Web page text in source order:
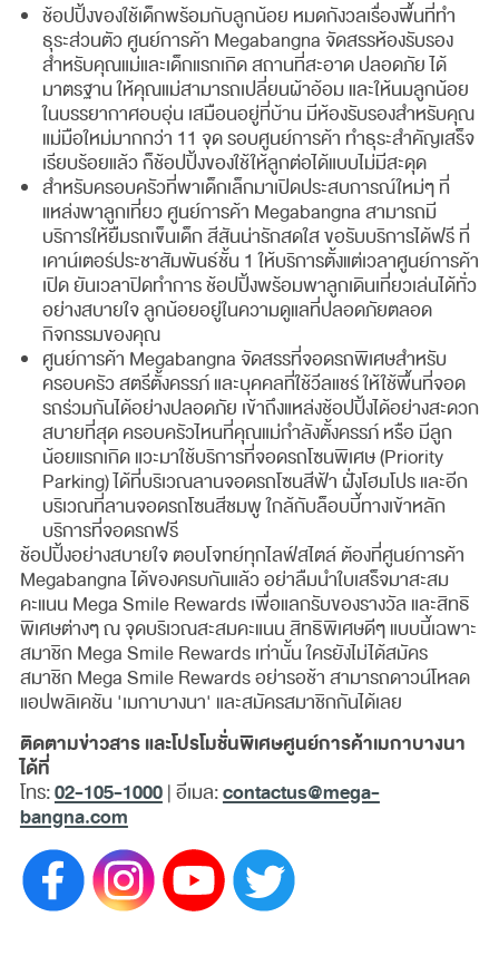
ช้อปปิ้งของใช้เด็กพร้อมกับลูกน้อย หมดกังวลเรื่องพื้นที่ทำ
ธุระส่วนตัว ศูนย์การค้า Megabangna จัดสรรห้องรับรอง
สำหรับคุณแม่และเด็กแรกเกิด สถานที่สะอาด ปลอดภัย ได้
มาตรฐาน ให้คุณแม่สามารถเปลี่ยนผ้าอ้อม และให้นมลูกน้อย
ในบรรยากาศอบอุ่น เสมือนอยู่ที่บ้าน มีห้องรับรองสำหรับคุณ
แม่มือใหม่มากกว่า 11 จุด รอบศูนย์การค้า ทำธุระสำคัญเสร็จ
เรียบร้อยแล้ว ก็ช้อปปิ้งของใช้ให้ลูกต่อได้แบบไม่มีสะดุด
สำหรับครอบครัวที่พาเด็กเล็กมาเปิดประสบการณ์ใหม่ๆ ที่
แหล่งพาลูกเที่ยว ศูนย์การค้า Megabangna สามารถมี
บริการให้ยืมรถเข็นเด็ก สีสันน่ารักสดใส ขอรับบริการได้ฟรี ที่
เคาน์เตอร์ประชาสัมพันธ์ชั้น 1 ให้บริการตั้งแต่เวลาศูนย์การค้า
เปิด ยันเวลาปิดทำการ ช้อปปิ้งพร้อมพาลูกเดินเที่ยวเล่นได้ทั่ว
อย่างสบายใจ ลูกน้อยอยู่ในความดูแลที่ปลอดภัยตลอด
กิจกรรมของคุณ
ศูนย์การค้า Megabangna จัดสรรที่จอดรถพิเศษสำหรับ
ครอบครัว สตรีตั้งครรภ์ และบุคคลที่ใช้วีลแชร์ ให้ใช้พื้นที่จอด
รถร่วมกันได้อย่างปลอดภัย เข้าถึงแหล่งช้อปปิ้งได้อย่างสะดวก
สบายที่สุด ครอบครัวไหนที่คุณแม่กำลังตั้งครรภ์ หรือ มีลูก
น้อยแรกเกิด แวะมาใช้บริการที่จอดรถโซนพิเศษ (Priority
Parking) ได้ที่บริเวณลานจอดรถโซนสีฟ้า ฝั่งโฮมโปร และอีก
บริเวณที่ลานจอดรถโซนสีชมพู ใกล้กับล็อบบี้ทางเข้าหลัก
บริการที่จอดรถฟรี
ช้อปปิ้งอย่างสบายใจ ตอบโจทย์ทุกไลฟ์สไตล์ ต้องที่ศูนย์การค้า
Megabangna ได้ของครบกันแล้ว อย่าลืมนำใบเสร็จมาสะสม
คะแนน Mega Smile Rewards เพื่อแลกรับของรางวัล และสิทธิ
พิเศษต่างๆ ณ จุดบริเวณสะสมคะแนน สิทธิพิเศษดีๆ แบบนี้เฉพาะ
สมาชิก Mega Smile Rewards เท่านั้น ใครยังไม่ได้สมัคร
สมาชิก Mega Smile Rewards อย่ารอช้า สามารถดาวน์โหลด
แอปพลิเคชัน 'เมกาบางนา' และสมัครสมาชิกกันได้เลย
ติดตามข่าวสาร และโปรโมชั่นพิเศษศูนย์การค้าเมกาบางนา
ได้ที่
โทร:02-105-1000| อีเมล:contactus@mega-
bangna.com